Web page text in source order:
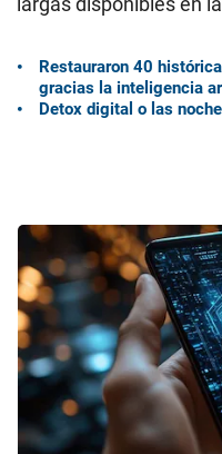
Restauraron 40
gracias la inteligencia
Detox digital o las